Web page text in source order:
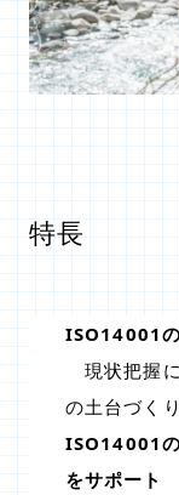
特長
ISO14001
現状把握
の土台づく
ISO14001
をサポート